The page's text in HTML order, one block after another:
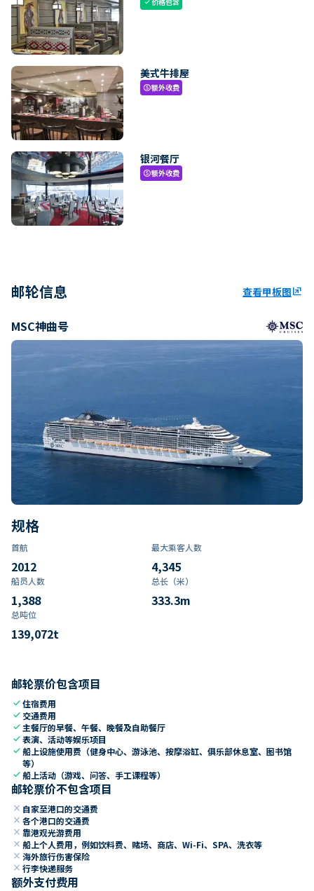
check
美式牛排屋
paid额外收费
银河餐厅
paid额外收费
邮轮信息 查看甲板图ungroup
MSC神曲号
规格
首航
2012
最大乘客人数
4,345
船员人数
1,388
总长（米）
333.3m
总吨位
139,072t
邮轮票价包含项目
check住宿费用
check 交通费用
check 主餐厅的早餐、午餐、晚餐及自助餐厅
check表演、活动等娱乐项目
check船上设施使用费（健身中心、游泳池、按摩浴缸、俱乐部休息室、图书馆
等）
check船上活动（游戏、问答、手工课程等）
邮轮票价不包含项目
close 自家至港口的交通费
close 各个港口的交通费
close 靠港观光游费用
close 船上个人费用，例如饮料费、赌场、商店、Wi-Fi、SPA、洗衣等
close 海外旅行伤害保险
close 行李快递服务
额外支付费用